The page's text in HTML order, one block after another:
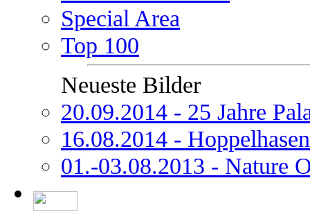
Special Area
Top 100
Neueste Bilder
20.09.2014 - 25 Jahre
16.08.2014 -
01.-03.08.2013 - Nature